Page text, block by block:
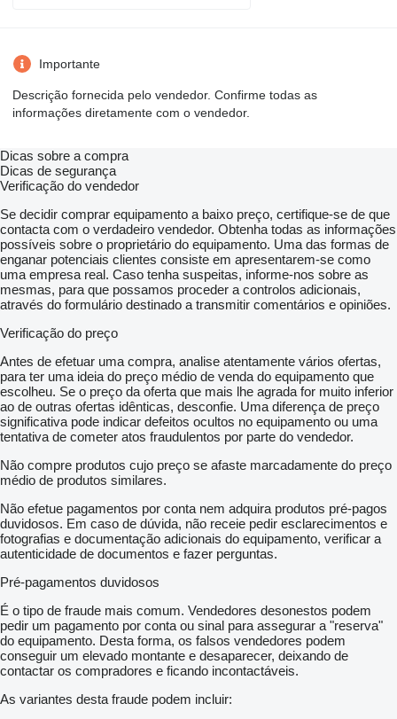
Importante
Descrição fornecida pelo vendedor. Confirme todas as
informações diretamente com o vendedor.
Dicas sobre a compra
Dicas de segurança
Verificação do vendedor
Se decidir comprar equipamento a baixo preço, certifique-se de que
contacta com o verdadeiro vendedor. Obtenha todas as informações
possíveis sobre o proprietário do equipamento. Uma das formas de
enganar potenciais clientes consiste em apresentarem-se como
uma empresa real. Caso tenha suspeitas, informe-nos sobre as
mesmas, para que possamos proceder a controlos adicionais,
através do formulário destinado a transmitir comentários e opiniões.
Verificação do preço
Antes de efetuar uma compra, analise atentamente vários ofertas,
para ter uma ideia do preço médio de venda do equipamento que
escolheu. Se o preço da oferta que mais lhe agrada for muito inferior
ao de outras ofertas idênticas, desconfie. Uma diferença de preço
significativa pode indicar defeitos ocultos no equipamento ou uma
tentativa de cometer atos fraudulentos por parte do vendedor.
Não compre produtos cujo preço se afaste marcadamente do preço
médio de produtos similares.
Não efetue pagamentos por conta nem adquira produtos pré-pagos
duvidosos. Em caso de dúvida, não receie pedir esclarecimentos e
fotografias e documentação adicionais do equipamento, verificar a
autenticidade de documentos e fazer perguntas.
Pré-pagamentos duvidosos
É o tipo de fraude mais comum. Vendedores desonestos podem
pedir um pagamento por conta ou sinal para assegurar a "reserva"
do equipamento. Desta forma, os falsos vendedores podem
conseguir um elevado montante e desaparecer, deixando de
contactar os compradores e ficando incontactáveis.
As variantes desta fraude podem incluir: